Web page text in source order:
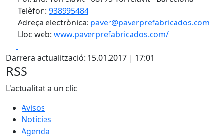
Telèfon: 938995484
Adreça electrònica: paver@paverprefabricados.com
Lloc web: www.paverprefabricados.com/
Darrera actualització: 15.01.2017 | 17:01
RSS
L'actualitat a un clic
Avisos
Notícies
Agenda